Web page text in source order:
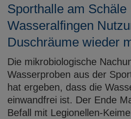
Sporthalle am Schäle
Wasseralfingen
Duschräume wieder
Die mikrobiologische
Wasserproben aus der
hat ergeben, dass die
einwandfrei ist. Der Ende
Befall mit Legionellen-